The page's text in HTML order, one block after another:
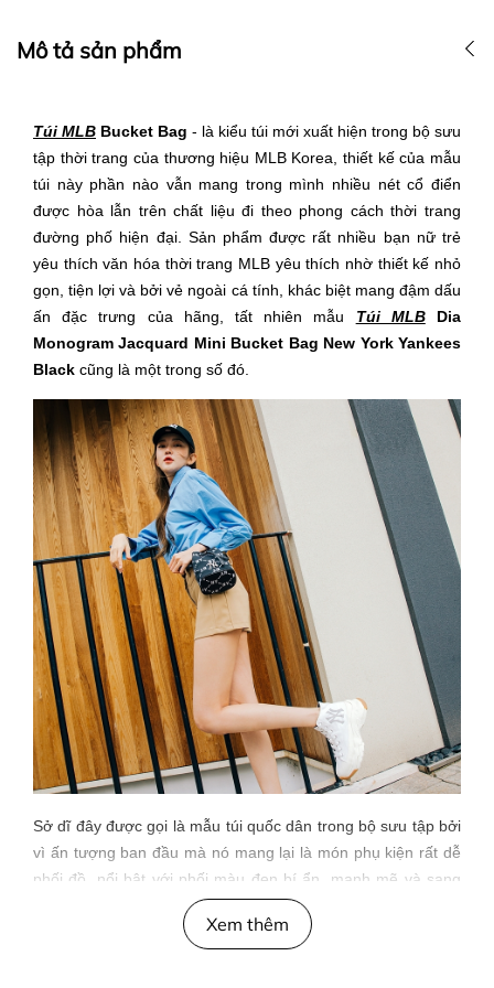
Mô tả sản phẩm
Túi MLB Bucket Bag - là kiểu túi mới xuất hiện trong bộ sưu
tập thời trang của thương hiệu MLB Korea, thiết kế của mẫu
túi này phần nào vẫn mang trong mình nhiều nét cổ điển
được hòa lẫn trên chất liệu đi theo phong cách thời trang
đường phố hiện đại. Sản phẩm được rất nhiều bạn nữ trẻ
yêu thích văn hóa thời trang MLB yêu thích nhờ thiết kế nhỏ
gọn, tiện lợi và bởi vẻ ngoài cá tính, khác biệt mang đậm dấu
ấn đặc trưng của hãng, tất nhiên mẫu Túi MLBDia
Monogram Jacquard Mini Bucket Bag New York Yankees
Black cũng là một trong số đó.
Sở dĩ đây được gọi là mẫu túi quốc dân trong bộ sưu tập bởi
vì ấn tượng ban đầu mà nó mang lại là món phụ kiện rất dễ
phối đồ, nổi bật với phối màu đen bí ẩn, mạnh mẽ và sang
trọng, là một trong những gam màu cơ bản mà có thể dễ
dàng phù hợp với nhiều kiểu outfit khác nhau. Điểm thu hút
Xem thêm